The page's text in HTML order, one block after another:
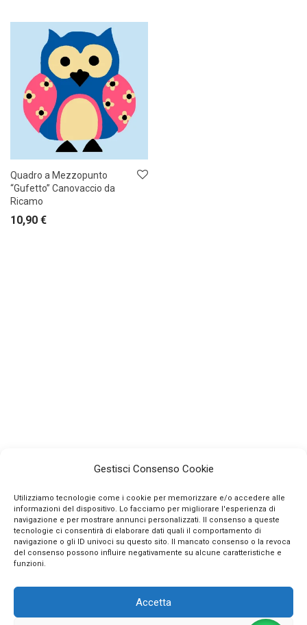
Gestisci Consenso Cookie
Utilizziamo tecnologie come i cookie per memorizzare e/o accedere alle
informazioni del dispositivo. Lo facciamo per migliorare l'esperienza di
navigazione e per mostrare annunci personalizzati. Il consenso a queste
tecnologie ci consentirà di elaborare dati quali il comportamento di
navigazione o gli ID univoci su questo sito. Il mancato consenso o la revoca
del consenso possono influire negativamente su alcune caratteristiche e
funzioni.
Accetta
Quadro a Mezzopunto
“Gufetto” Canovaccio da
Ricamo
10,90 €
INFO
SEGUICI SUI SOCIAL